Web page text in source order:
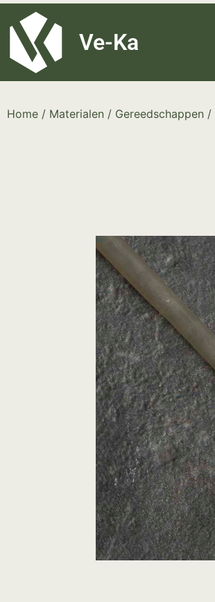
G-8P7N3X5BJ9
Ve-Ka
Home / Materialen / Gereedschappen /